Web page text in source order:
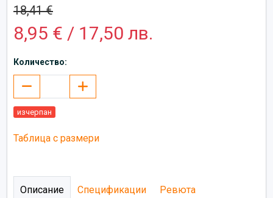
18,41 €
8,95 € / 17,50 лв.
Количество:
изчерпан
Таблица с размери
Описание Спецификации Ревюта